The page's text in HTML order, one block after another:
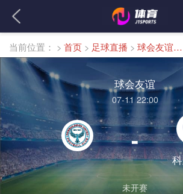
当前位置： > 首页 > 足球直播 > 球会友谊直播
球会友谊
07-11 22:00
-
未开赛